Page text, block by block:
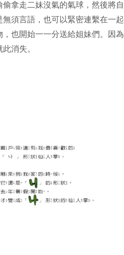
偷拿走二妹沒氣的氣球，然後將
無須言語，也可以緊密連繫在一
，也開始一一分送給姐妹們。因
消失。